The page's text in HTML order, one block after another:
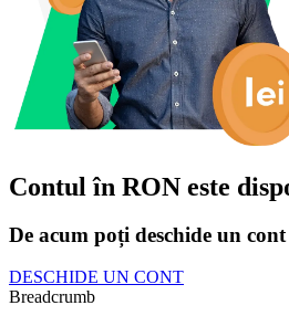
Contul în RON este
De acum poți deschide un
DESCHIDE UN CONT
Breadcrumb